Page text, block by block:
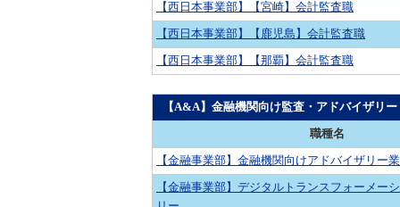
【西日本事業部】【宮崎】会計監査職
【西日本事業部】【鹿児島】会計監査職
【西日本事業部】【那覇】会計監査職
【A&A】金融機関向け監査・アドバイザリー
職種名
【金融事業部】金融機関向けアドバイザリー
【金融事業部】デジタルトランスフォーメー